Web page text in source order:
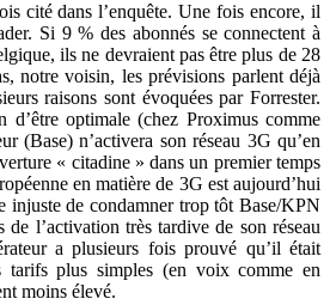
cité dans l’enquête. Une fois encore, il
Si 9 % des abonnés se connectent à
ils ne devraient pas être plus de 28
notre voisin, les prévisions parlent déjà
raisons sont évoquées par Forrester.
optimale (chez Proximus comme
(Base) n’activera son réseau 3G qu’en
« citadine » dans un premier temps
en matière de 3G est aujourd’hui
injuste de condamner trop tôt Base/KPN
de l’activation très tardive de son réseau
a plusieurs fois prouvé qu’il était
tarifs plus simples (en voix comme en
moins élevé.